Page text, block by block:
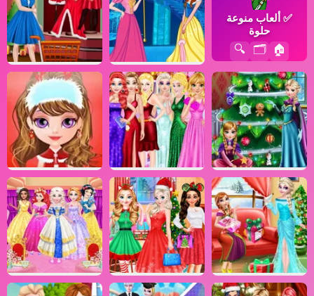
✅ ألعاب منوعة
حلوة
🏠
🗂️
🔍